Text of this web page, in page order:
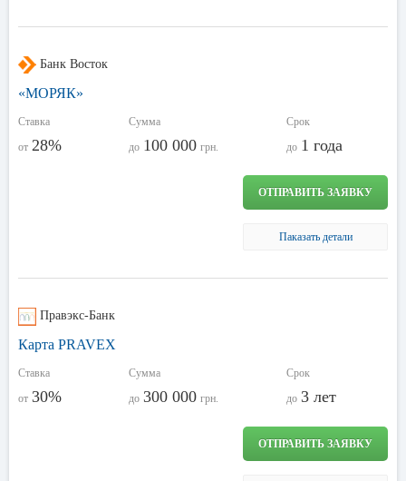
Банк Восток
«МОРЯК»
Ставка
от 28%
Сумма
до 100 000 грн.
Срок
до 1 года
ОТПРАВИТЬ ЗАЯВКУ
Паказать детали
Правэкс-Банк
Карта PRAVEX
Ставка
от 30%
Сумма
до 300 000 грн.
Срок
до 3 лет
ОТПРАВИТЬ ЗАЯВКУ